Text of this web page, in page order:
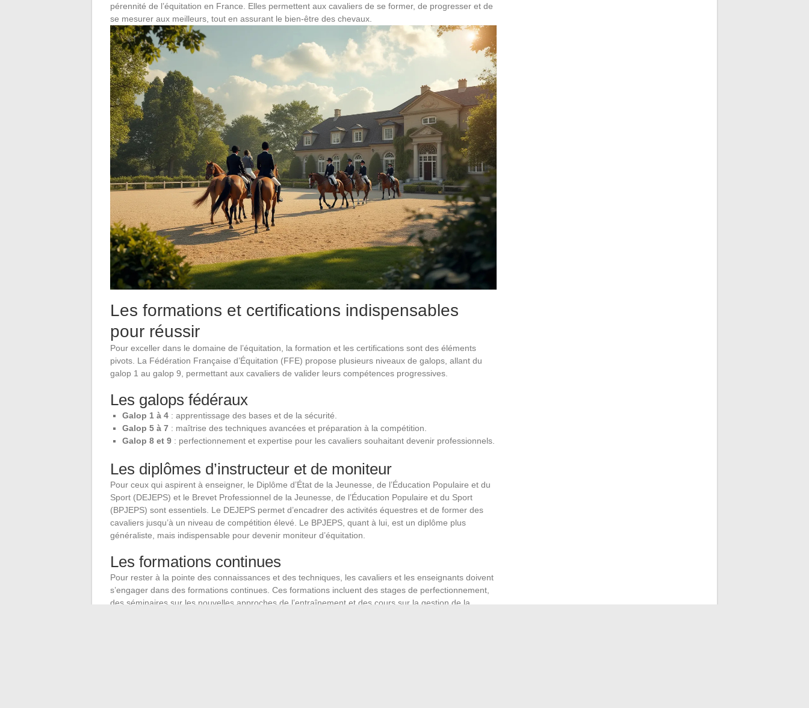
pérennité de l’équitation en France. Elles permettent aux cavaliers de se former, de progresser et de
se mesurer aux meilleurs, tout en assurant le bien-être des chevaux.
Les formations et certifications indispensables
pour réussir
Pour exceller dans le domaine de l’équitation, la formation et les certifications sont des éléments
pivots. La Fédération Française d’Équitation (FFE) propose plusieurs niveaux de galops, allant du
galop 1 au galop 9, permettant aux cavaliers de valider leurs compétences progressives.
Les galops fédéraux
Galop 1 à 4 : apprentissage des bases et de la sécurité.
Galop 5 à 7 : maîtrise des techniques avancées et préparation à la compétition.
Galop 8 et 9 : perfectionnement et expertise pour les cavaliers souhaitant devenir professionnels.
Les diplômes d’instructeur et de moniteur
Pour ceux qui aspirent à enseigner, le Diplôme d’État de la Jeunesse, de l’Éducation Populaire et du
Sport (DEJEPS) et le Brevet Professionnel de la Jeunesse, de l’Éducation Populaire et du Sport
(BPJEPS) sont essentiels. Le DEJEPS permet d’encadrer des activités équestres et de former des
cavaliers jusqu’à un niveau de compétition élevé. Le BPJEPS, quant à lui, est un diplôme plus
généraliste, mais indispensable pour devenir moniteur d’équitation.
Les formations continues
Pour rester à la pointe des connaissances et des techniques, les cavaliers et les enseignants doivent
s’engager dans des formations continues. Ces formations incluent des stages de perfectionnement,
des séminaires sur les nouvelles approches de l’entraînement et des cours sur la gestion de la